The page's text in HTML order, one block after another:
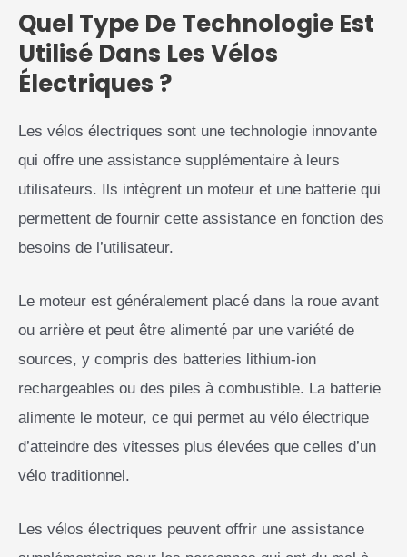
Quel Type De Technologie Est
Utilisé Dans Les Vélos
Électriques ?
Les vélos électriques sont une technologie innovante
qui offre une assistance supplémentaire à leurs
utilisateurs. Ils intègrent un moteur et une batterie qui
permettent de fournir cette assistance en fonction des
besoins de l’utilisateur.
Le moteur est généralement placé dans la roue avant
ou arrière et peut être alimenté par une variété de
sources, y compris des batteries lithium-ion
rechargeables ou des piles à combustible. La batterie
alimente le moteur, ce qui permet au vélo électrique
d’atteindre des vitesses plus élevées que celles d’un
vélo traditionnel.
Les vélos électriques peuvent offrir une assistance